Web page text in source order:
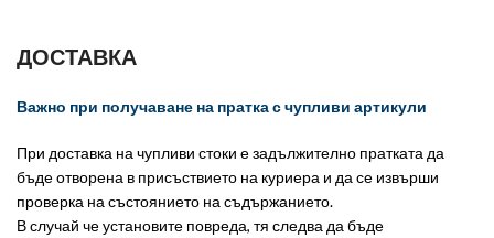
ДОСТАВКА
Важно при получаване на пратка с чупливи артикули
При доставка на чупливи стоки е задължително пратката да
бъде отворена в присъствието на куриера и да се извърши
проверка на състоянието на съдържанието.
В случай че установите повреда, тя следва да бъде